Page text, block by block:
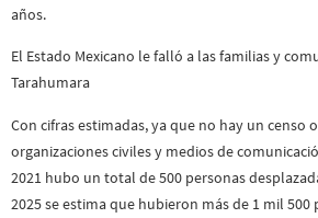
años.
El Estado Mexicano le falló a las familias y
Tarahumara
Con cifras estimadas, ya que no hay un censo
organizaciones civiles y medios de
2021 hubo un total de 500 personas
2025 se estima que hubieron más de 1 mil 500